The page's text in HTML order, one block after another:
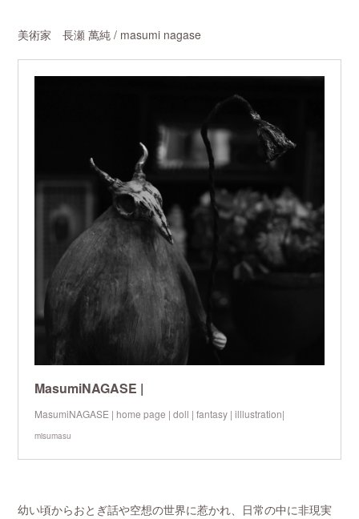
美術家 長瀬 萬純 / masumi nagase
MasumiNAGASE |
MasumiNAGASE | home page | doll | fantasy | illlustration|
misumasu
幼い頃からおとぎ話や空想の世界に惹かれ、日常の中に非現実